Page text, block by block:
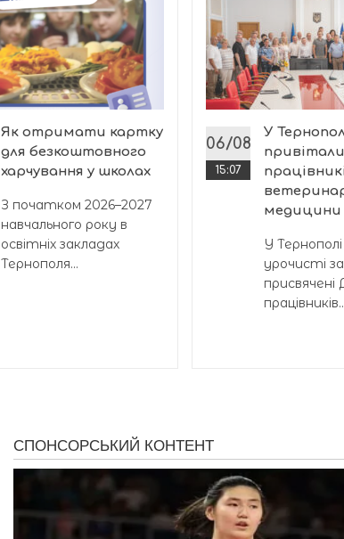
Як отримати картку
для безкоштовного
харчування у школах
З початком 2026–2027
навчального року в
освітніх закладах
Тернополя...
06/08
15:07
У
привітали
медицини
У
урочисті
присвячені